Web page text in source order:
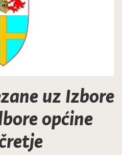
uz Izbore
općine